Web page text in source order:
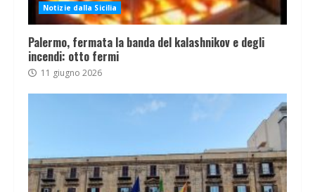
Notizie dalla Sicilia
Palermo, fermata la banda del kalashnikov e degli
incendi: otto fermi
11 giugno 2026